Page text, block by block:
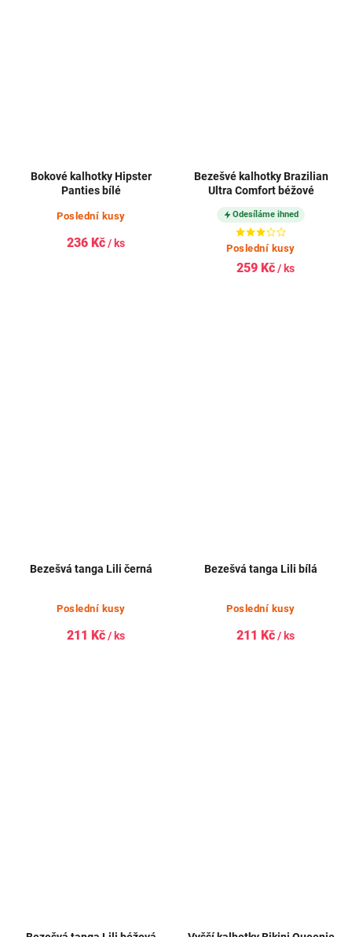
Bokové kalhotky Hipster
Panties bílé
Poslední kusy
236 Kč/ ks
Bezešvé kalhotky Brazilian
Ultra Comfort béžové
Odesíláme ihned
Poslední kusy
259 Kč/ ks
Bezešvá tanga Lili černá
Poslední kusy
211 Kč/ ks
Bezešvá tanga Lili bílá
Poslední kusy
211 Kč/ ks